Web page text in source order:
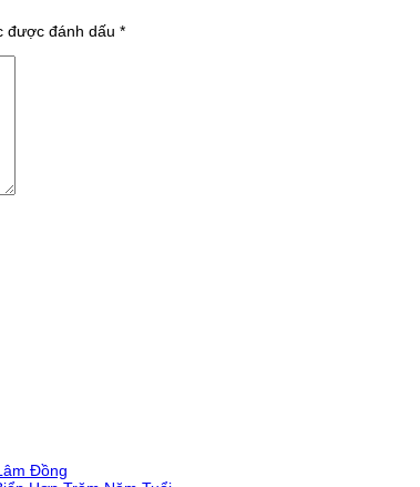
được đánh dấu *
Đồng